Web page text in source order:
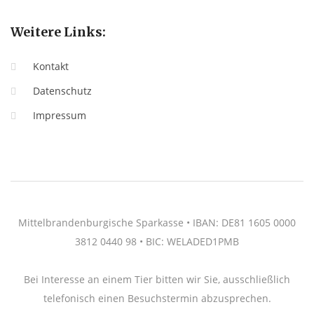
Weitere Links:
Kontakt
Datenschutz
Impressum
Mittelbrandenburgische Sparkasse • IBAN: DE81 1605 0000
3812 0440 98 • BIC: WELADED1PMB
Bei Interesse an einem Tier bitten wir Sie, ausschließlich
telefonisch einen Besuchstermin abzusprechen.